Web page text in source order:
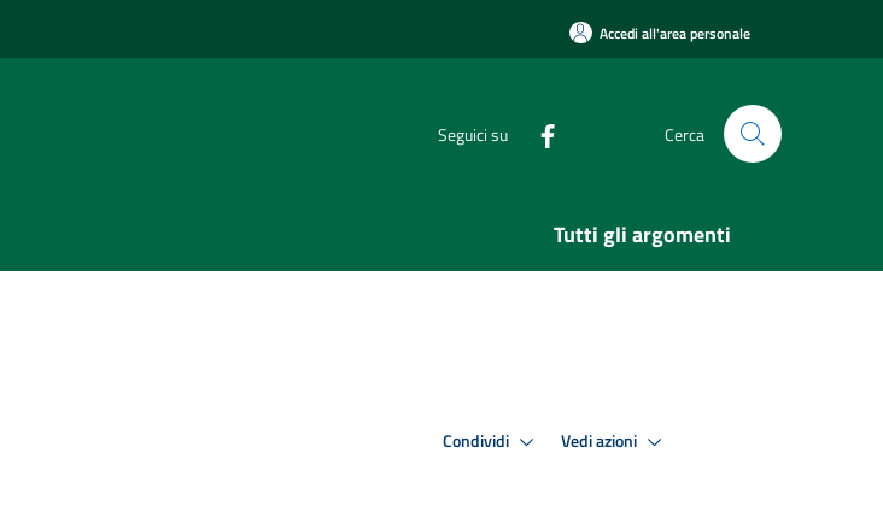
Accedi all'area personale
Seguici su Cerca
Tutti gli argomenti
Condividi Vedi azioni